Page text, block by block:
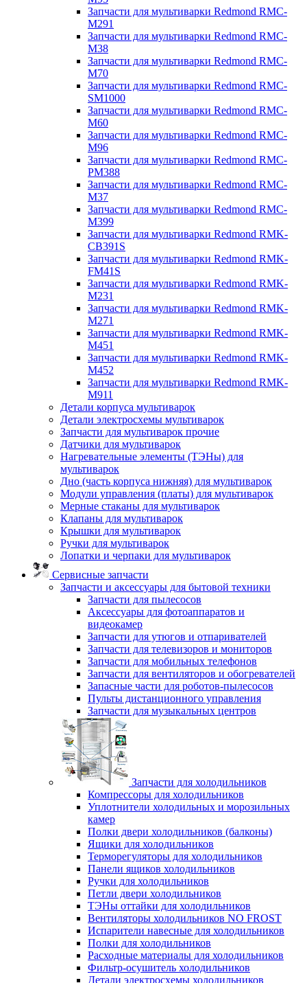
Запчасти для мультиварки Redmond RMC-
M291
Запчасти для мультиварки Redmond RMC-
M38
Запчасти для мультиварки Redmond RMC-
M70
Запчасти для мультиварки Redmond RMC-
SM1000
Запчасти для мультиварки Redmond RMC-
M60
Запчасти для мультиварки Redmond RMC-
M96
Запчасти для мультиварки Redmond RMC-
PM388
Запчасти для мультиварки Redmond RMC-
M37
Запчасти для мультиварки Redmond RMC-
M399
Запчасти для мультиварки Redmond RMK-
CB391S
Запчасти для мультиварки Redmond RMK-
FM41S
Запчасти для мультиварки Redmond RMK-
M231
Запчасти для мультиварки Redmond RMK-
M271
Запчасти для мультиварки Redmond RMK-
M451
Запчасти для мультиварки Redmond RMK-
M452
Запчасти для мультиварки Redmond RMK-
M911
Детали корпуса мультиварок
Детали электросхемы мультиварок
Запчасти для мультиварок прочие
Датчики для мультиварок
Нагревательные элементы (ТЭНы) для
мультиварок
Дно (часть корпуса нижняя) для мультиварок
Модули управления (платы) для мультиварок
Мерные стаканы для мультиварок
Клапаны для мультиварок
Крышки для мультиварок
Ручки для мультиварок
Лопатки и черпаки для мультиварок
Сервисные запчасти
Запчасти и аксессуары для бытовой техники
Запчасти для пылесосов
Аксессуары для фотоаппаратов и
видеокамер
Запчасти для утюгов и отпаривателей
Запчасти для телевизоров и мониторов
Запчасти для мобильных телефонов
Запчасти для вентиляторов и обогревателей
Запасные части для роботов-пылесосов
Пульты дистанционного управления
Запчасти для музыкальных центров
Запчасти для холодильников
Компрессоры для холодильников
Уплотнители холодильных и морозильных
камер
Полки двери холодильников (балконы)
Ящики для холодильников
Терморегуляторы для холодильников
Панели ящиков холодильников
Ручки для холодильников
Петли двери холодильников
ТЭНы оттайки для холодильников
Вентиляторы холодильников NO FROST
Испарители навесные для холодильников
Полки для холодильников
Расходные материалы для холодильников
Фильтр-осушитель холодильников
Детали электросхемы холодильников